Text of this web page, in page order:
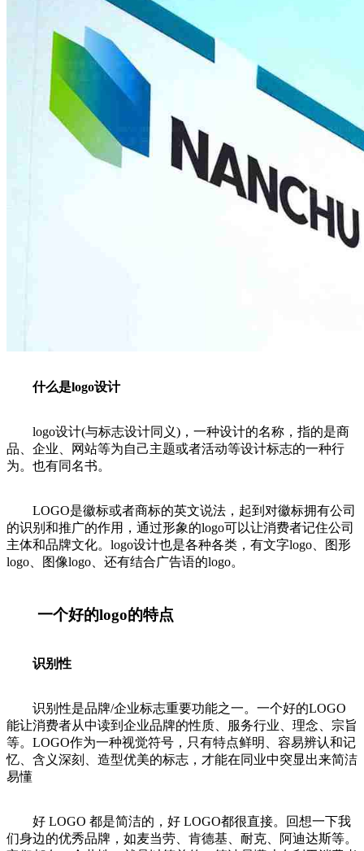
什么是logo设计
logo设计(与标志设计同义)，一种设计的名称，指的是商
品、企业、网站等为自己主题或者活动等设计标志的一种行
为。也有同名书。
LOGO是徽标或者商标的英文说法，起到对徽标拥有公司
的识别和推广的作用，通过形象的logo可以让消费者记住公司
主体和品牌文化。logo设计也是各种各类，有文字logo、图形
logo、图像logo、还有结合广告语的logo。
一个好的logo的特点
识别性
识别性是品牌/企业标志重要功能之一。一个好的LOGO
能让消费者从中读到企业品牌的性质、服务行业、理念、宗旨
等。LOGO作为一种视觉符号，只有特点鲜明、容易辨认和记
忆、含义深刻、造型优美的标志，才能在同业中突显出来简洁
易懂
好 LOGO 都是简洁的，好 LOGO都很直接。回想一下我
们身边的优秀品牌，如麦当劳、肯德基、耐克、阿迪达斯等。